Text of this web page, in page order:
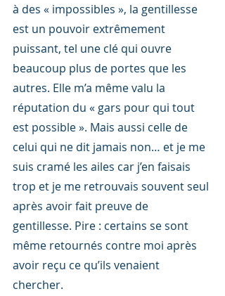
à des « impossibles », la gentillesse
est un pouvoir extrêmement
puissant, tel une clé qui ouvre
beaucoup plus de portes que les
autres. Elle m’a même valu la
réputation du « gars pour qui tout
est possible ». Mais aussi celle de
celui qui ne dit jamais non… et je me
suis cramé les ailes car j’en faisais
trop et je me retrouvais souvent seul
après avoir fait preuve de
gentillesse. Pire : certains se sont
même retournés contre moi après
avoir reçu ce qu’ils venaient
chercher.